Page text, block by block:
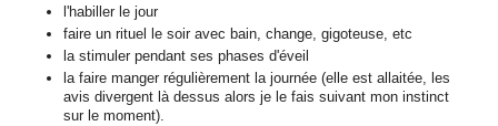
l'habiller le jour
faire un rituel le soir avec bain, change, gigoteuse, etc
la stimuler pendant ses phases d'éveil
la faire manger régulièrement la journée (elle est allaitée, les
avis divergent là dessus alors je le fais suivant mon instinct
sur le moment).